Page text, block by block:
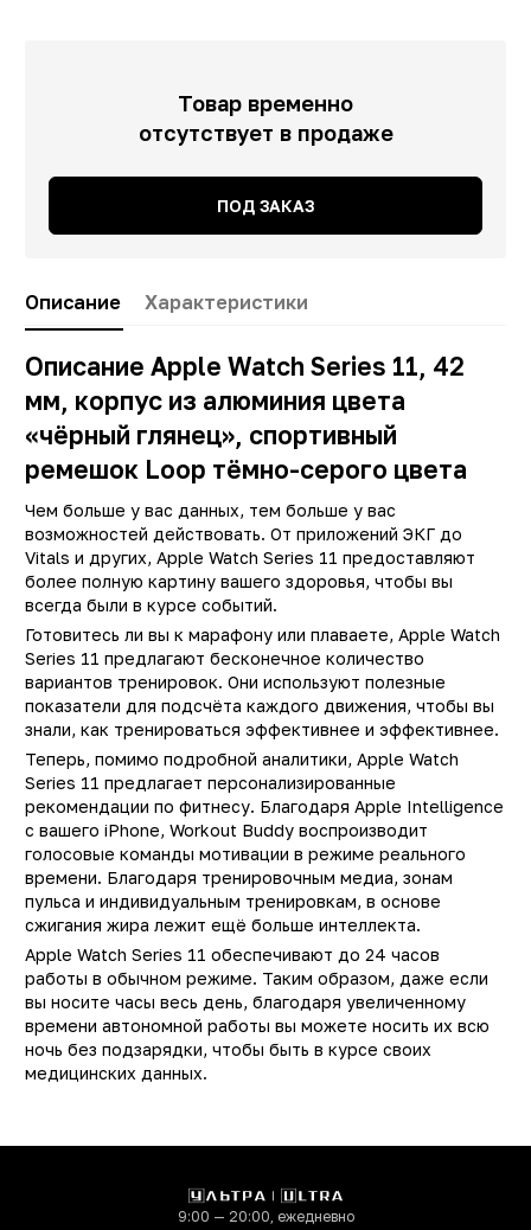
Товар временно
отсутствует в продаже
ПОД ЗАКАЗ
Описание Характеристики
Описание Apple Watch Series 11, 42
мм, корпус из алюминия цвета
«чёрный глянец», спортивный
ремешок Loop тёмно-серого цвета
Чем больше у вас данных, тем больше у вас
возможностей действовать. От приложений ЭКГ до
Vitals и других, Apple Watch Series 11 предоставляют
более полную картину вашего здоровья, чтобы вы
всегда были в курсе событий.
Готовитесь ли вы к марафону или плаваете, Apple Watch
Series 11 предлагают бесконечное количество
вариантов тренировок. Они используют полезные
показатели для подсчёта каждого движения, чтобы вы
знали, как тренироваться эффективнее и эффективнее.
Теперь, помимо подробной аналитики, Apple Watch
Series 11 предлагает персонализированные
рекомендации по фитнесу. Благодаря Apple Intelligence
с вашего iPhone, Workout Buddy воспроизводит
голосовые команды мотивации в режиме реального
времени. Благодаря тренировочным медиа, зонам
пульса и индивидуальным тренировкам, в основе
сжигания жира лежит ещё больше интеллекта.
Apple Watch Series 11 обеспечивают до 24 часов
работы в обычном режиме. Таким образом, даже если
вы носите часы весь день, благодаря увеличенному
времени автономной работы вы можете носить их всю
ночь без подзарядки, чтобы быть в курсе своих
медицинских данных.
данные
Умные
система
корпуса
производитель
(мм)
(мм)
(мм)
(г)
Fi
IEEE 802.11
аккумулятора
Li-
экрана
дюйм)
374 х
память
9:00 — 20:00, ежедневно